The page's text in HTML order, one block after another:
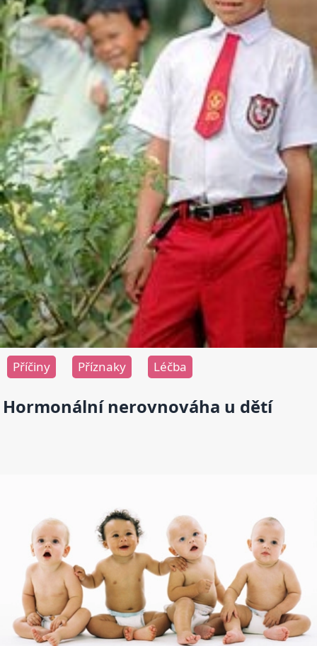
Příčiny Příznaky Léčba
Hormonální nerovnováha u dětí